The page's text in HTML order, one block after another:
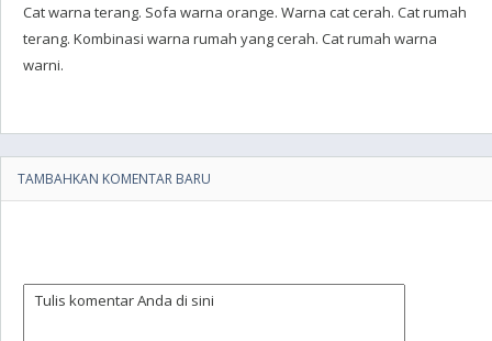
Cat warna terang. Sofa warna orange. Warna cat cerah. Cat rumah
terang. Kombinasi warna rumah yang cerah. Cat rumah warna
warni.
TAMBAHKAN KOMENTAR BARU